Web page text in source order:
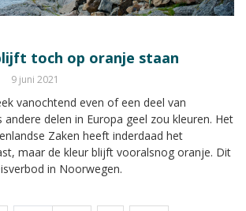
toch op oranje staan
9 juni 2021
vanochtend even of een deel van
delen in Europa geel zou kleuren. Het
Zaken heeft inderdaad het
maar de kleur blijft vooralsnog oranje. Dit
in Noorwegen.